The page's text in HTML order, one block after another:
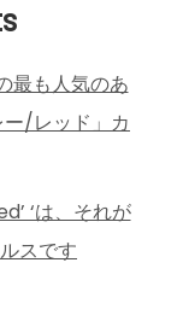
最も人気のあ
/レッド」カ
‘は、それが
スです